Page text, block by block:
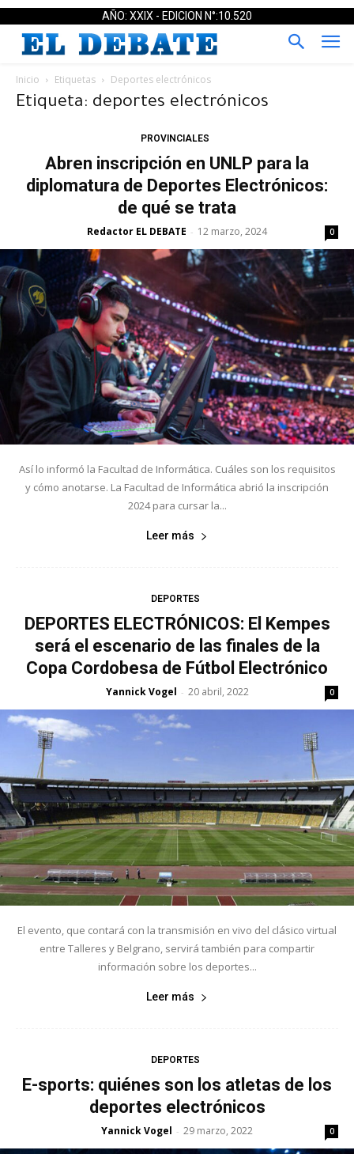
AÑO: XXIX - EDICION N°:10.520
Inicio Etiquetas Deportes electrónicos
Etiqueta: deportes electrónicos
PROVINCIALES
Abren inscripción en UNLP para la
diplomatura de Deportes Electrónicos:
de qué se trata
Redactor EL DEBATE - 12 marzo, 2024 0
Así lo informó la Facultad de Informática. Cuáles son los requisitos
y cómo anotarse. La Facultad de Informática abrió la inscripción
2024 para cursar la...
Leer más
DEPORTES
DEPORTES ELECTRÓNICOS: El Kempes
será el escenario de las finales de la
Copa Cordobesa de Fútbol Electrónico
Yannick Vogel - 20 abril, 2022 0
El evento, que contará con la transmisión en vivo del clásico virtual
entre Talleres y Belgrano, servirá también para compartir
información sobre los deportes...
Leer más
DEPORTES
E-sports: quiénes son los atletas de los
deportes electrónicos
Yannick Vogel - 29 marzo, 2022 0